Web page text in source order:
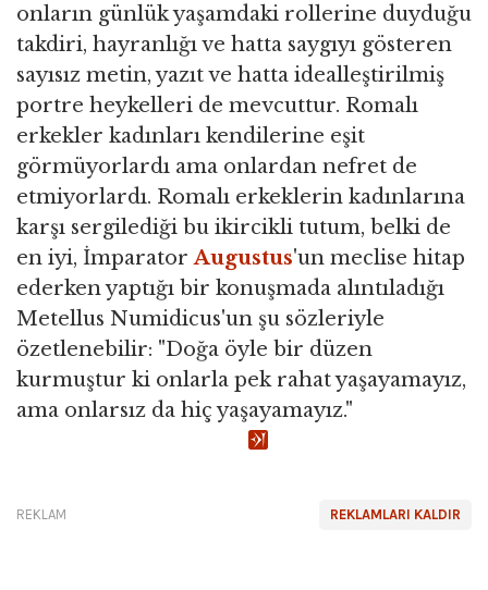
onların günlük yaşamdaki rollerine duyduğu
takdiri, hayranlığı ve hatta saygıyı gösteren
sayısız metin, yazıt ve hatta idealleştirilmiş
portre heykelleri de mevcuttur. Romalı
erkekler kadınları kendilerine eşit
görmüyorlardı ama onlardan nefret de
etmiyorlardı. Romalı erkeklerin kadınlarına
karşı sergilediği bu ikircikli tutum, belki de
en iyi, İmparatorAugustus'un meclise hitap
ederken yaptığı bir konuşmada alıntıladığı
Metellus Numidicus'un şu sözleriyle
özetlenebilir: "Doğa öyle bir düzen
kurmuştur ki onlarla pek rahat yaşayamayız,
ama onlarsız da hiç yaşayamayız."
REKLAMLARI KALDIR
REKLAM